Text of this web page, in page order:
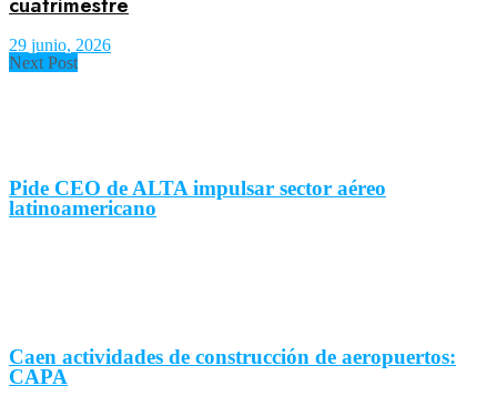
29 junio, 2026
Next Post
Pide CEO de ALTA impulsar sector aéreo
latinoamericano
Caen actividades de construcción de aeropuertos:
CAPA